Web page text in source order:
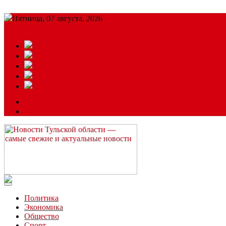
Пятница, 07 августа, 2026
Читайте последние новости дня в Тульской области на сайте
Политика
Экономика
Общество